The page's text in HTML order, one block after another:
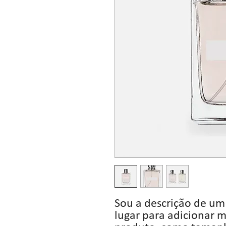
Sou a descrição de
lugar para adicionar